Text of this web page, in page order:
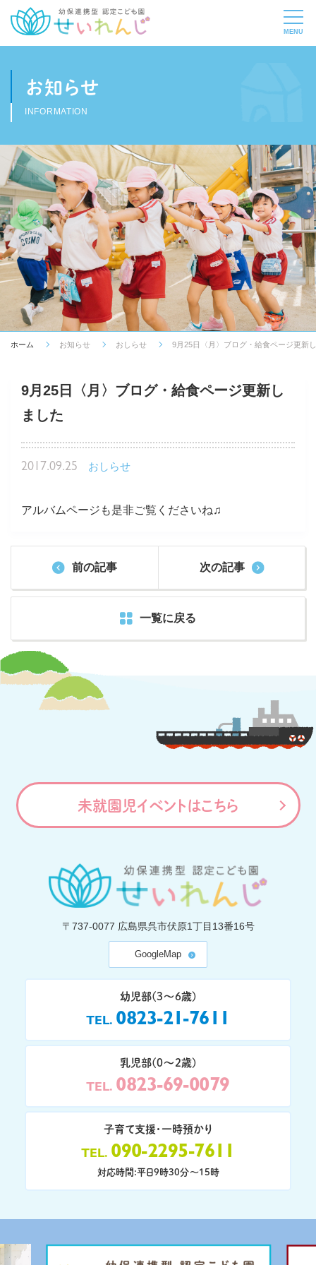
お知らせ
INFORMATION
ホーム お知らせ おしらせ 9月25日〈月〉ブログ・給食ページ更新
9月25日〈月〉ブログ・給食ページ更新し
ました
2017.09.25 おしらせ
アルバムページも是非ご覧くださいね♫
前の記事
一覧に戻る
次の記事
未就園児イベントはこちら
〒737-0077 広島県呉市伏原1丁目13番16号
GoogleMap
幼児部(3〜6歳)
TEL 0823-21-7611
乳児部(0〜2歳)
TEL 0823-69-0079
子育て支援・一時預かり
TEL 090-2295-7611
対応時間:平日9時30分〜15時